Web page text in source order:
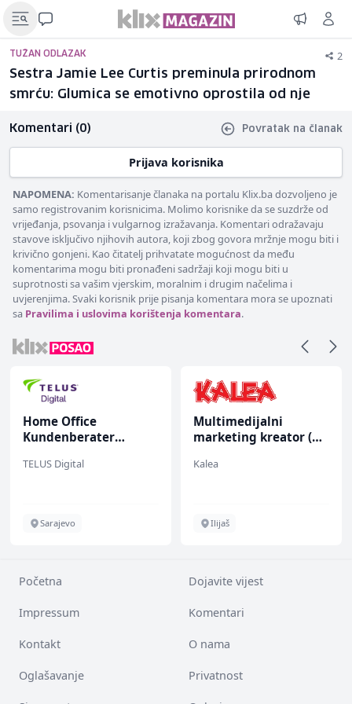
TUŽAN ODLAZAK 2
Sestra Jamie Lee Curtis preminula prirodnom
smrću: Glumica se emotivno oprostila od nje
Komentari (0) Povratak na članak
Prijava korisnika
NAPOMENA: Komentarisanje članaka na portalu Klix.ba dozvoljeno je
samo registrovanim korisnicima. Molimo korisnike da se suzdrže od
vrijeđanja, psovanja i vulgarnog izražavanja. Komentari odražavaju
stavove isključivo njihovih autora, koji zbog govora mržnje mogu biti i
krivično gonjeni. Kao čitatelj prihvatate mogućnost da među
komentarima mogu biti pronađeni sadržaji koji mogu biti u
suprotnosti sa vašim vjerskim, moralnim i drugim načelima i
uvjerenjima. Svaki korisnik prije pisanja komentara mora se upoznati
sa Pravilima i uslovima korištenja komentara.
Home Office
Kundenberater
TELUS Digital
Sarajevo
Multimedijalni
marketing kreator (m/
Kalea
Ilijaš
Početna Dojavite vijest
Impressum Komentari
Kontakt O nama
Oglašavanje Privatnost